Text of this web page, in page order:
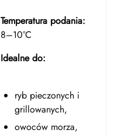
Temperatura podania:
8–10°C
Idealne do:
ryb pieczonych i
grillowanych,
owoców morza,